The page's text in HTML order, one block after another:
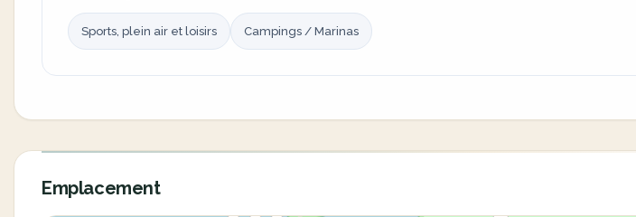
Sports, plein air et loisirs Campings / Marinas
Emplacement